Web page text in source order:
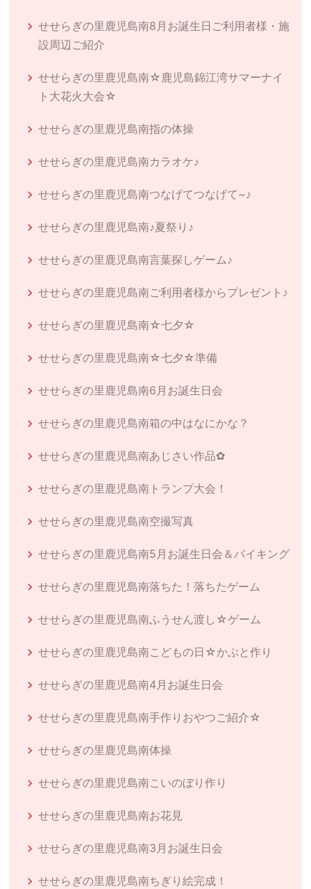
せせらぎの里鹿児島南8月お誕生日ご利用者様・施
設周辺ご紹介
せせらぎの里鹿児島南☆鹿児島錦江湾サマーナイ
ト大花火大会☆
せせらぎの里鹿児島南指の体操
せせらぎの里鹿児島南カラオケ♪
せせらぎの里鹿児島南つなげてつなげて~♪
せせらぎの里鹿児島南♪夏祭り♪
せせらぎの里鹿児島南言葉探しゲーム♪
せせらぎの里鹿児島南ご利用者様からプレゼント♪
せせらぎの里鹿児島南☆七夕☆
せせらぎの里鹿児島南☆七夕☆準備
せせらぎの里鹿児島南6月お誕生日会
せせらぎの里鹿児島南箱の中はなにかな？
せせらぎの里鹿児島南あじさい作品✿
せせらぎの里鹿児島南トランプ大会！
せせらぎの里鹿児島南空撮写真
せせらぎの里鹿児島南5月お誕生日会＆バイキング
せせらぎの里鹿児島南落ちた！落ちたゲーム
せせらぎの里鹿児島南ふうせん渡し☆ゲーム
せせらぎの里鹿児島南こどもの日☆かぶと作り
せせらぎの里鹿児島南4月お誕生日会
せせらぎの里鹿児島南手作りおやつご紹介☆
せせらぎの里鹿児島南体操
せせらぎの里鹿児島南こいのぼり作り
せせらぎの里鹿児島南お花見
せせらぎの里鹿児島南3月お誕生日会
せせらぎの里鹿児島南ちぎり絵完成！